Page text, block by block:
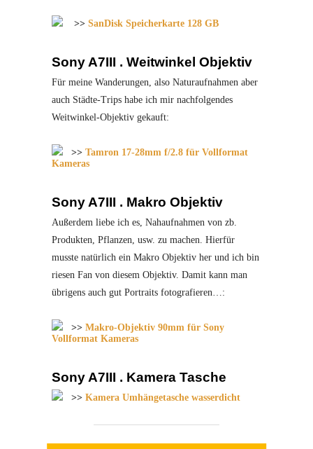
>> SanDisk Speicherkarte 128 GB
Sony A7III . Weitwinkel Objektiv
Für meine Wanderungen, also Naturaufnahmen aber
auch Städte-Trips habe ich mir nachfolgendes
Weitwinkel-Objektiv gekauft:
>> Tamron 17-28mm f/2.8 für Vollformat
Kameras
Sony A7III . Makro Objektiv
Außerdem liebe ich es, Nahaufnahmen von zb.
Produkten, Pflanzen, usw. zu machen. Hierfür
musste natürlich ein Makro Objektiv her und ich bin
riesen Fan von diesem Objektiv. Damit kann man
übrigens auch gut Portraits fotografieren…:
>> Makro-Objektiv 90mm für Sony
Vollformat Kameras
Sony A7III . Kamera Tasche
>> Kamera Umhängetasche wasserdicht